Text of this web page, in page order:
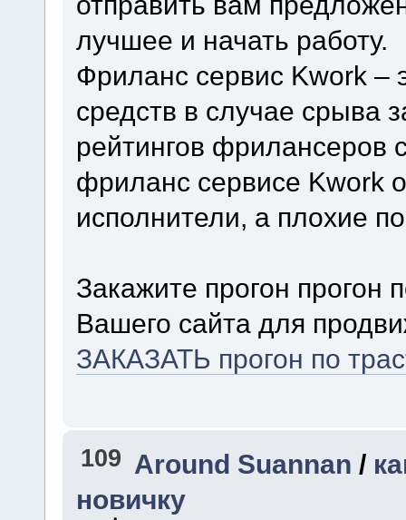
лучшее и начать работу.
Фриланс сервис Kwork –
средств в случае срыва
рейтингов фрилансеров
фриланс сервисе Kwork
исполнители, а плохие
Закажите прогон прогон
Вашего сайта для
ЗАКАЗАТЬ прогон по
109 Around Suannan /
новичку